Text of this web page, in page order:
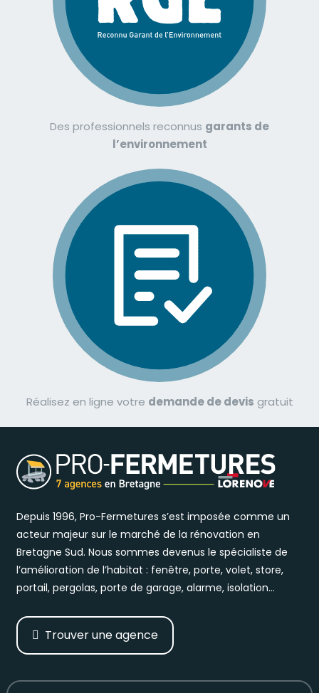
Des professionnels reconnus garants de
l’environnement
Réalisez en ligne votre demande de devis gratuit
Depuis 1996, Pro-Fermetures s’est imposée comme un
acteur majeur sur le marché de la rénovation en
Bretagne Sud. Nous sommes devenus le spécialiste de
l’amélioration de l’habitat : fenêtre, porte, volet, store,
portail, pergolas, porte de garage, alarme, isolation…
Trouver une agence